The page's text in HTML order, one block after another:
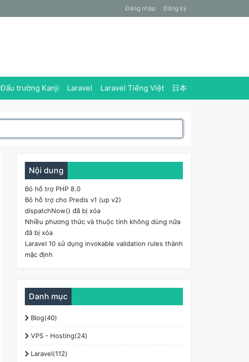
Đăng nhập Đăng ký
Đấu trường Kanji Laravel Laravel Tiếng Việt 日本
Nội dung
Bỏ hỗ trợ PHP 8.0
Bỏ hỗ trợ cho Predis v1 (up v2)
dispatchNow() đã bị xóa
Nhiều phương thức và thuộc tính không dùng nữa
đã bị xóa
Laravel 10 sử dụng invokable validation rules thành
mặc định
Danh mục
Blog(40)
VPS - Hosting(24)
Laravel(112)